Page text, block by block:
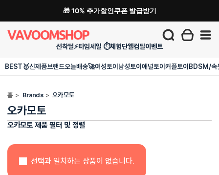
🎁 10% 추가할인쿠폰 발급받기
선착딜⚡타임세일 ⏱️체험단웰컴딜이벤트
BEST🥇신제품브랜드오늘배송🚀여성토이 남성토이 애널토이 커플토이 BDSM/속
홈 > Brands>오카모토
오카모토
오카모토 제품 필터 및 정렬
선택과 일치하는 상품이 없습니다.